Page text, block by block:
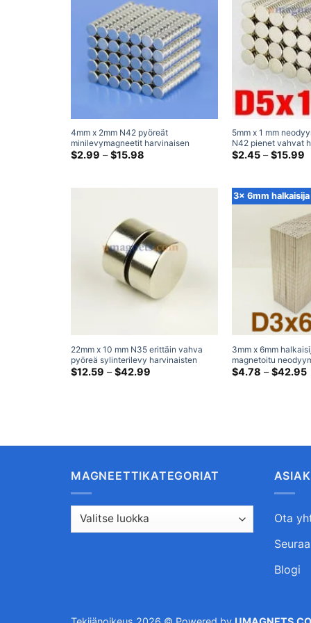
4mm x 2mm N42 pyöreät
minilevymagneetit harvinaisen
maametallin pienet tehokkaat pienet
$2.99 – $15.98Hintaluokka:
5mm x 1 mm
N42 pienet vahvat
maametallien
$2.45 – $15.99
22mm x 10 mm N35 erittäin vahva
pyöreä sylinterilevy harvinaisten
maametallien neodyymimagneetit
Nikkelipinnoitettu
$12.59 – $42.99Hintaluokka:
3x 6mm halkaisija
3mm x 6mm
magnetoitu
N35 Tehokkaat
harvinaisen
$4.78 – $42.95
MAGNEETTIKATEGORIAT
Ota
Blogi